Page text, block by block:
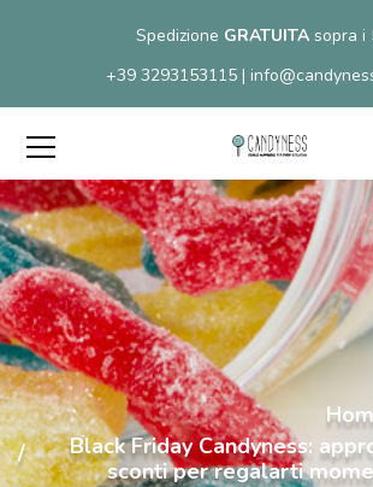
Spedizione GRATUITAsopra i
+39 3293153115 |
Black Friday Candyness:
sconti per regalarti